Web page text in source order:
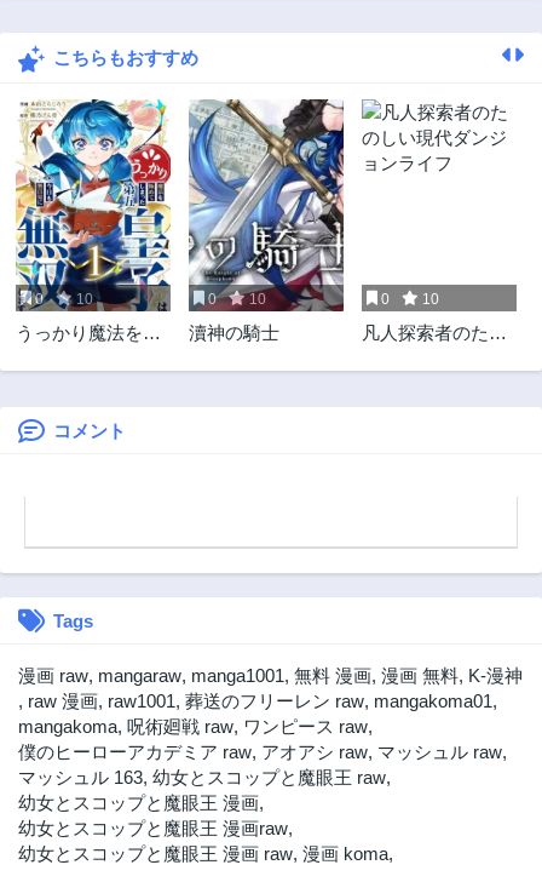
第21.1話
第20.3話
3年前
第20.2話
3年前
第20.1話
3年前
第19.2話
3年前
第19.1話
3年前
第18.3話
3年前
第18.2話
3年前
第18.1話
第17.3話 第17.2話
第17.1話
第15.4話
第15.2話
3年前
第15.1話
3年前
第14.3話
3年前
第14.2話
3年前
第14.1話
3年前 3年前
こちらもおすすめ
0 10
うっかり魔法を極
覚に無双します
0 10
瀆神の騎士
0 10
凡人探索者のたの
コメント
Tags
漫画 raw, mangaraw, manga1001, 無料 漫画, 漫画 無料, K-漫神
, raw 漫画, raw1001, 葬送のフリーレン raw, mangakoma01,
mangakoma, 呪術廻戦 raw, ワンピース raw,
僕のヒーローアカデミア raw, アオアシ raw, マッシュル raw,
マッシュル 163, 幼女とスコップと魔眼王 raw,
幼女とスコップと魔眼王 漫画,
幼女とスコップと魔眼王 漫画raw,
幼女とスコップと魔眼王 漫画 raw, 漫画 koma,